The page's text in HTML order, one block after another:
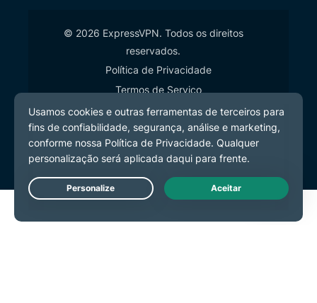
© 2026 ExpressVPN. Todos os direitos
reservados.
Política de Privacidade
Termos de Serviço
Preferências de Cookies
Live Chat